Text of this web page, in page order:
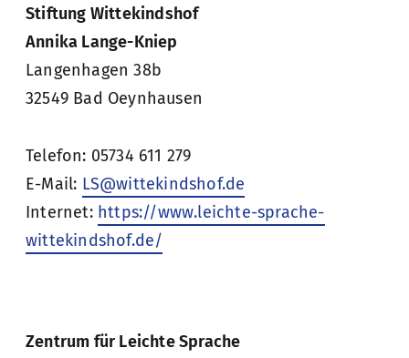
Stiftung Wittekindshof
Annika Lange-Kniep
Langenhagen 38b
32549 Bad Oeynhausen
Telefon: 05734 611 279
E-Mail: LS@wittekindshof.de
Internet: https://www.leichte-sprache-
wittekindshof.de/
Zentrum für Leichte Sprache